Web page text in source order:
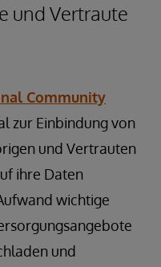
und Vertraute
Community
zur Einbindung von
und Vertrauten
ihre Daten
wichtige
und